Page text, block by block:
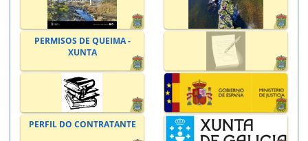
PERMISOS DE QUEIMA -
XUNTA
PERFIL DO CONTRATANTE